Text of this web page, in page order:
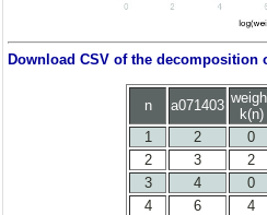
Download CSV of the decomposition
n a071403
k(n)
1
2 0
2
3 2
3
4 0
4
6 4